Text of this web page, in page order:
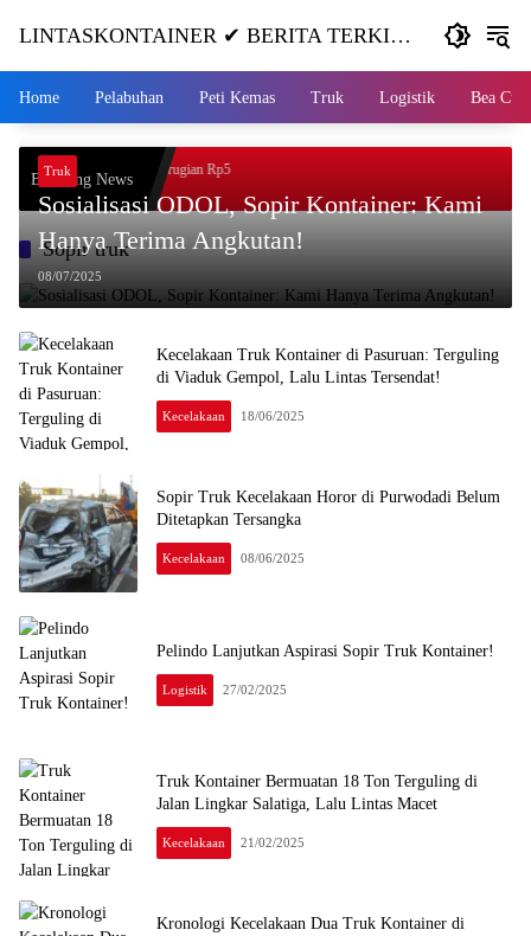
LINTASKONTAINER ✔ BERITA TERKINI
KONTAINER TERBARU HARI INI
Home Pelabuhan Peti Kemas Truk Logistik Bea
Breaking News
Masuk ke Jurang, Kerugian Rp5
Sopir truk
Truk
Sosialisasi ODOL, Sopir Kontainer: Kami
Hanya Terima Angkutan!
08/07/2025
Kecelakaan Truk Kontainer di Pasuruan: Terguling
di Viaduk Gempol, Lalu Lintas Tersendat!
Kecelakaan 18/06/2025
Sopir Truk Kecelakaan Horor di Purwodadi Belum
Ditetapkan Tersangka
Kecelakaan 08/06/2025
Pelindo Lanjutkan Aspirasi Sopir Truk Kontainer!
Logistik 27/02/2025
Truk Kontainer Bermuatan 18 Ton Terguling di
Jalan Lingkar Salatiga, Lalu Lintas Macet
Kecelakaan 21/02/2025
Kronologi Kecelakaan Dua Truk Kontainer di